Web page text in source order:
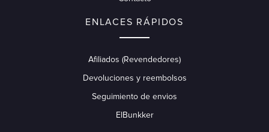
ENLACES RÁPIDOS
Afiliados (Revendedores)
Devoluciones y reembolsos
Seguimiento de envios
ElBunkker